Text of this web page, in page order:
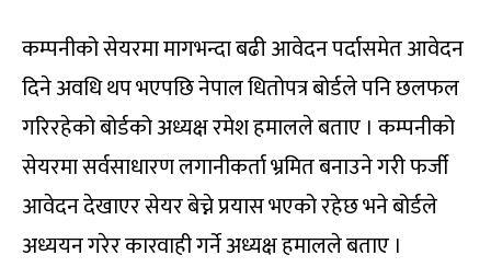
कम्पनीको सेयरमा मागभन्दा बढी आवेदन पर्दासमेत आवेदन
दिने अवधि थप भएपछि नेपाल धितोपत्र बोर्डले पनि छलफल
गरिरहेको बोर्डको अध्यक्ष रमेश हमालले बताए । कम्पनीको
सेयरमा सर्वसाधारण लगानीकर्ता भ्रमित बनाउने गरी फर्जी
आवेदन देखाएर सेयर बेच्ने प्रयास भएको रहेछ भने बोर्डले
अध्ययन गरेर कारवाही गर्ने अध्यक्ष हमालले बताए ।